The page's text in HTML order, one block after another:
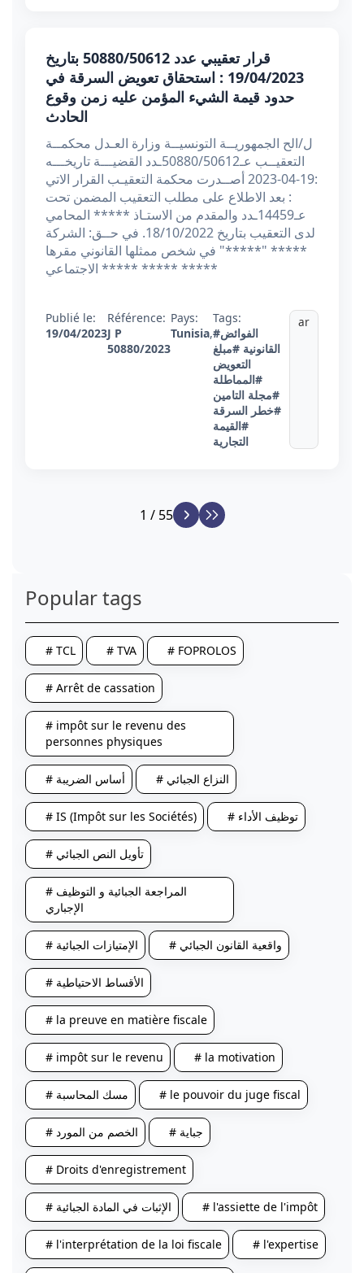
قرار تعقيبي عدد 50880/50612 بتاريخ
19/04/2023 : استحقاق تعويض السرقة في
حدود قيمة الشيء المؤمن عليه زمن وقوع
الحادث
ل/الح الجمهوريــة التونسيــة وزارة العـدل محكمــة
التعقيــب عـ50880/50612ـدد القضيـــة تاريخـــه
:19-04-2023 أصــدرت محكمة التعقيـب القرار الاتي
: بعد الاطلاع على مطلب التعقيب المضمن تحت
عـ14459ـدد والمقدم من الاستـاذ ***** المحامي
لدى التعقيب بتاريخ 18/10/2022. في حــق: الشركة
***** "*****" في شخص ممثلها القانوني مقرها
الاجتماعي ***** ***** *****
Publié le:
19/04/2023
Référence:
J P
50880/2023
Pays:
Tunisia,
Tags:
#الفوائض
القانونية #مبلغ
التعويض
#المماطلة
#مجلة التامين
#خطر السرقة
#القيمة
التجارية
ar
1 / 55
Popular tags
# TCL # TVA # FOPROLOS
# Arrêt de cassation
# impôt sur le revenu des
personnes physiques
# أساس الضريبة # النزاع الجبائي
# IS (Impôt sur les Sociétés) # توظيف الأداء
# تأويل النص الجبائي
# المراجعة الجبائية و التوظيف
الإجباري
# الإمتيازات الجبائية # واقعية القانون الجبائي
# الأقساط الاحتياطية
# la preuve en matière fiscale
# impôt sur le revenu # la motivation
# مسك المحاسبة # le pouvoir du juge fiscal
# الخصم من المورد # جباية
# Droits d'enregistrement
# الإثبات في المادة الجبائية # l'assiette de l'impôt
# l'interprétation de la loi fiscale # l'expertise